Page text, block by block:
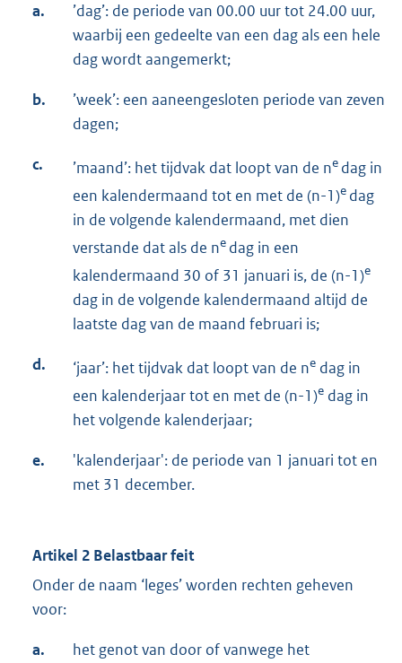
a.
’dag’: de periode van 00.00 uur tot 24.00 uur,
waarbij een gedeelte van een dag als een hele
dag wordt aangemerkt;
b.
’week’: een aaneengesloten periode van zeven
dagen;
c. ’maand’: het tijdvak dat loopt van de ne dag in
een kalendermaand tot en met de (n-1)e dag
in de volgende kalendermaand, met dien
verstande dat als de ne dag in een
kalendermaand 30 of 31 januari is, de (n-1)e
dag in de volgende kalendermaand altijd de
laatste dag van de maand februari is;
d. ‘jaar’: het tijdvak dat loopt van de ne dag in
een kalenderjaar tot en met de (n-1)e dag in
het volgende kalenderjaar;
e.
'kalenderjaar': de periode van 1 januari tot en
met 31 december.
Artikel 2 Belastbaar feit
Onder de naam ‘leges’ worden rechten geheven
voor:
a.
het genot van door of vanwege het